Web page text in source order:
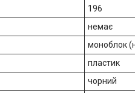
196
немає
моноблок
пластик
чорний